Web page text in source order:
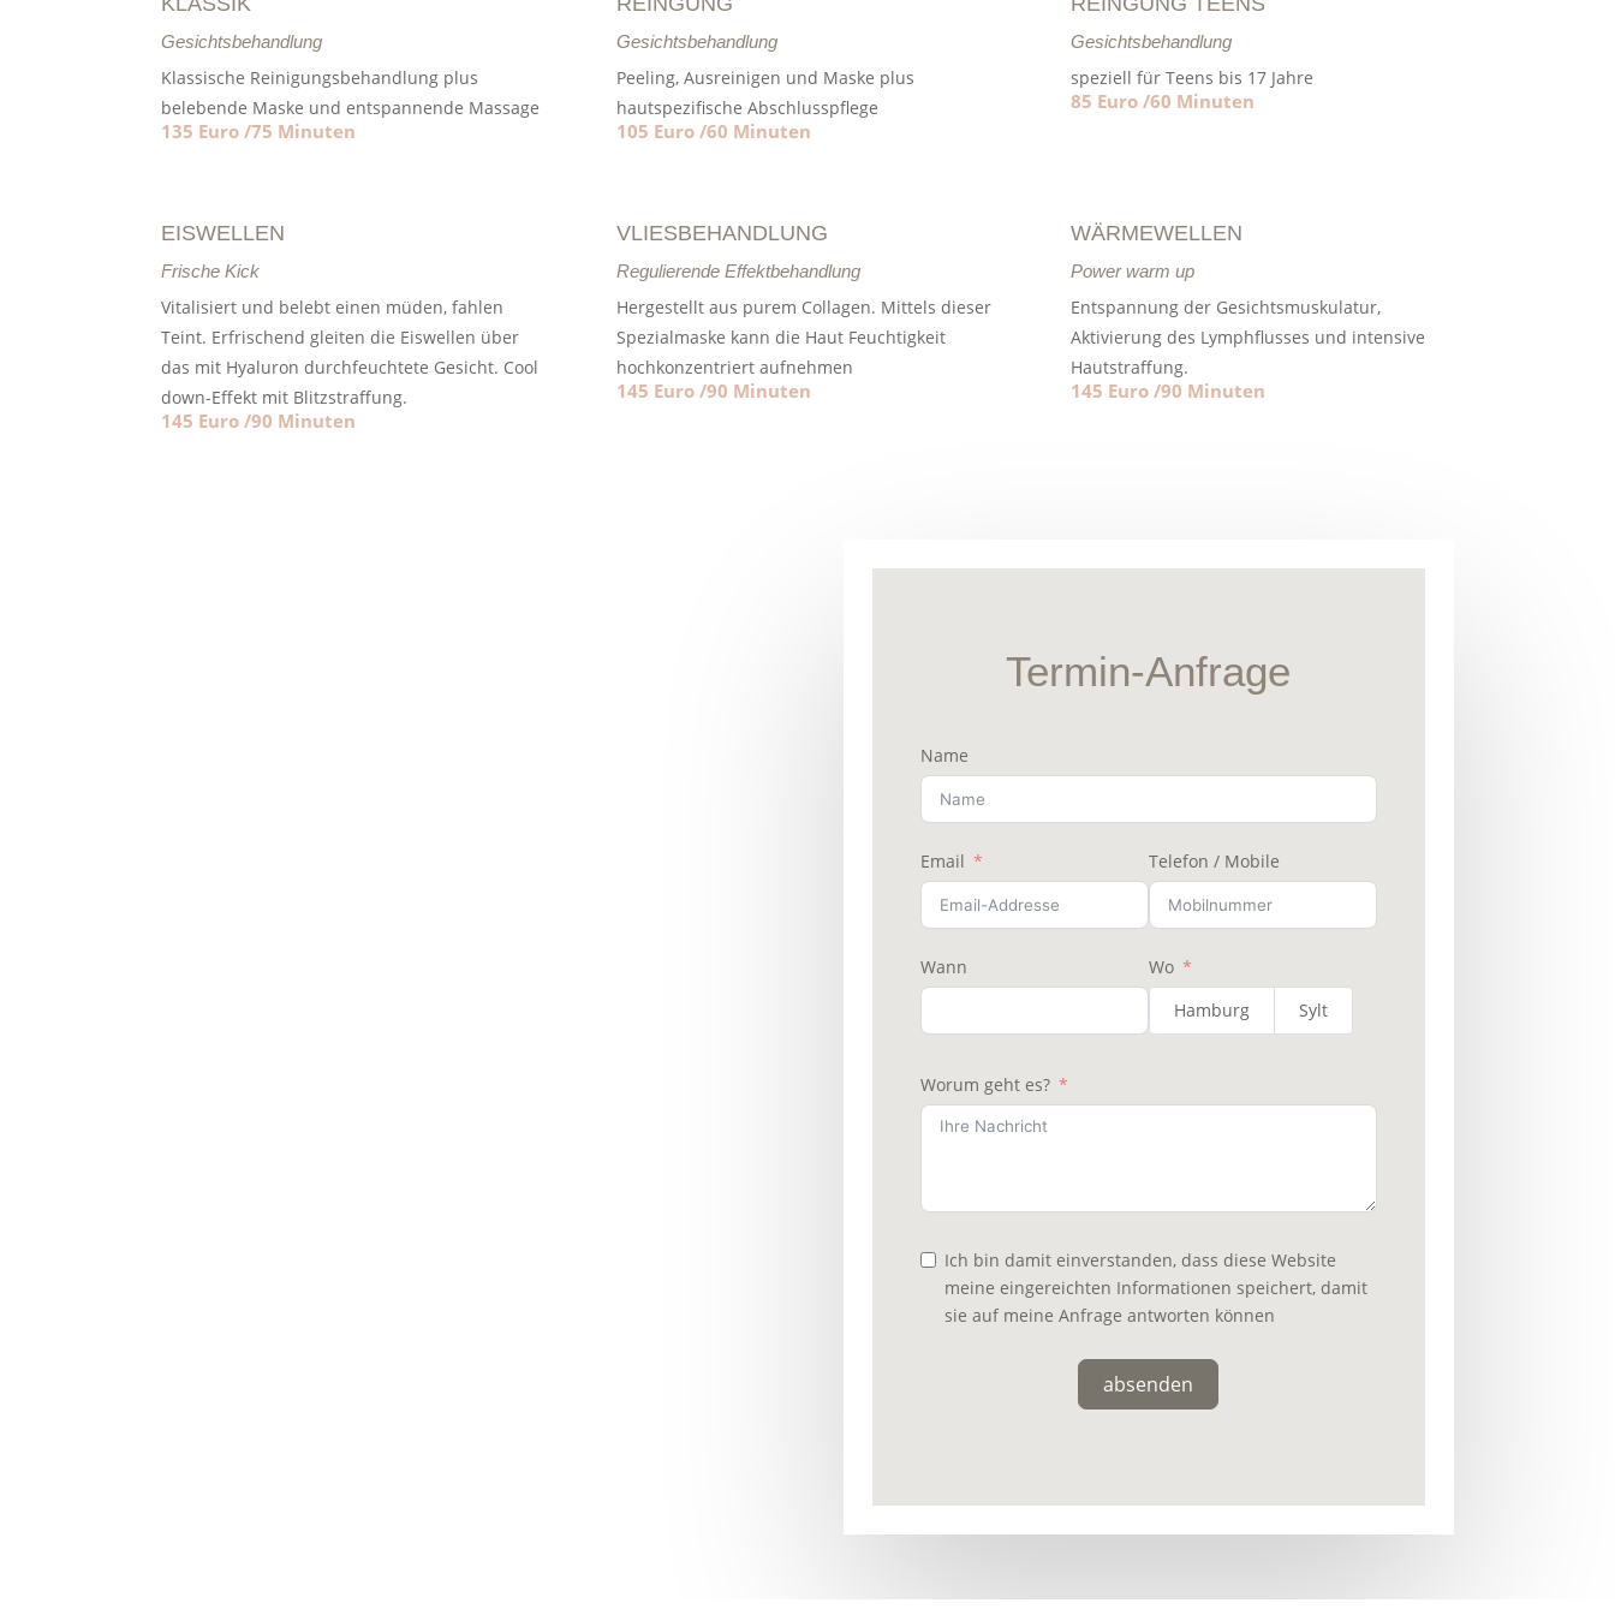
Gesichtsbehandlung
Klassische Reinigungsbehandlung plus
belebende Maske und entspannende Massage
135 Euro /75 Minuten
Gesichtsbehandlung
Peeling, Ausreinigen und Maske plus
hautspezifische Abschlusspflege
105 Euro /60 Minuten
Gesichtsbehandlung
speziell für Teens bis 17 Jahre
85 Euro /60 Minuten
EISWELLEN
Frische Kick
Vitalisiert und belebt einen müden, fahlen
Teint. Erfrischend gleiten die Eiswellen über
das mit Hyaluron durchfeuchtete Gesicht. Cool
down-Effekt mit Blitzstraffung.
145 Euro /90 Minuten
VLIESBEHANDLUNG
Regulierende Effektbehandlung
Hergestellt aus purem Collagen. Mittels dieser
Spezialmaske kann die Haut Feuchtigkeit
hochkonzentriert aufnehmen
145 Euro /90 Minuten
WÄRMEWELLEN
Power warm up
Entspannung der Gesichtsmuskulatur,
Aktivierung des Lymphflusses und intensive
Hautstraffung.
145 Euro /90 Minuten
Termin-Anfrage
Name
Email Telefon / Mobile
Wann
Wo
Hamburg
Sylt
Worum geht es?
Ich bin damit einverstanden, dass diese Website
meine eingereichten Informationen speichert, damit
sie auf meine Anfrage antworten können
absenden